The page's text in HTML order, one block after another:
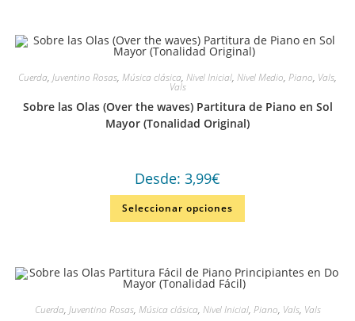
Cuerda, Juventino Rosas, Música clásica, Nivel Inicial, Nivel Medio, Piano, Vals,
Vals
Sobre las Olas (Over the waves) Partitura de Piano en Sol
Mayor (Tonalidad Original)
Desde: 3,99€
Seleccionar opciones
Cuerda, Juventino Rosas, Música clásica, Nivel Inicial, Piano, Vals, Vals